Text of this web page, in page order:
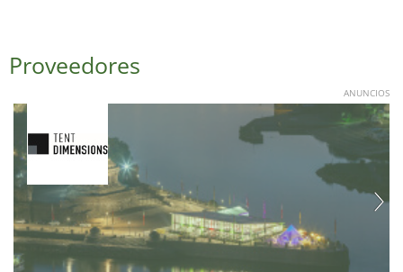
Proveedores
ANUNCIOS